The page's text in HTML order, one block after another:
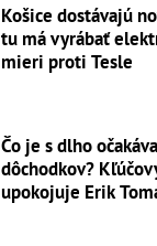
Košice dostávajú
tu má vyrábať
mieri proti Tesle
Čo je s dlho
dôchodkov?
upokojuje Erik